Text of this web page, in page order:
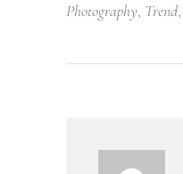
Photography, Trend,